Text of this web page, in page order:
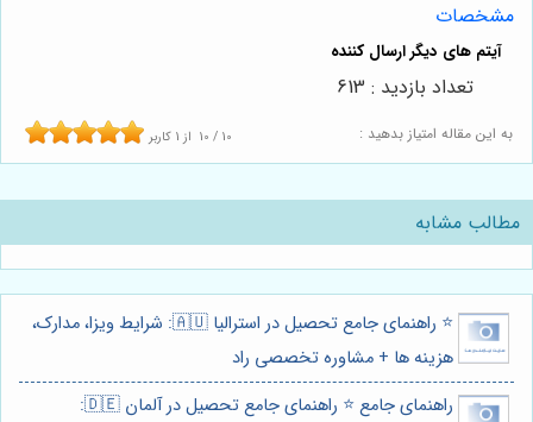
مشخصات
به این مقاله امتیاز بدهید : 10 / 10 از 1 کاربر
تعداد بازدید : 613
مطالب مشابه
⭐️ راهنمای جامع تحصیل در استرالیا 🇦🇺: شرایط ویزا، مدارک،
هزینه ها + مشاوره تخصصی راد
راهنمای جامع ⭐️ راهنمای جامع تحصیل در آلمان 🇩🇪: